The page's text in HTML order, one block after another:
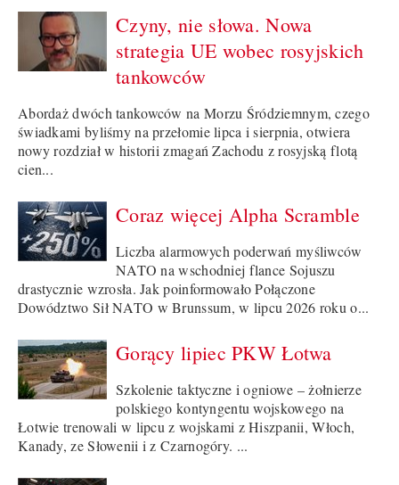
Czyny, nie słowa. Nowa
strategia UE wobec rosyjskich
tankowców
Abordaż dwóch tankowców na Morzu Śródziemnym, czego
świadkami byliśmy na przełomie lipca i sierpnia, otwiera
nowy rozdział w historii zmagań Zachodu z rosyjską flotą
cien...
Coraz więcej Alpha Scramble
Liczba alarmowych poderwań myśliwców
NATO na wschodniej flance Sojuszu
drastycznie wzrosła. Jak poinformowało Połączone
Dowództwo Sił NATO w Brunssum, w lipcu 2026 roku o...
Gorący lipiec PKW Łotwa
Szkolenie taktyczne i ogniowe – żołnierze
polskiego kontyngentu wojskowego na
Łotwie trenowali w lipcu z wojskami z Hiszpanii, Włoch,
Kanady, ze Słowenii i z Czarnogóry. ...